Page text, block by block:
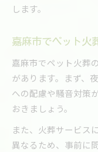
します。
嘉麻市でペット火
嘉麻市でペット火葬
があります。まず、
への配慮や騒音対策
おきましょう。
また、火葬サービス
異なるため、事前に